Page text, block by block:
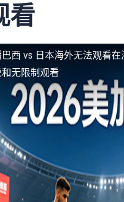
看
西 vs 日本海外无法观看在
无限制观看